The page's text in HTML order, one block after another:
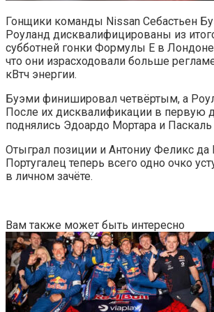
Гонщики команды Nissan Себастьен
Роуланд дисквалифицированы из
субботней гонки Формулы Е в Лондоне
что они израсходовали больше
кВтч энергии.
Буэми финишировал четвёртым, а
После их дисквалификации в первую
поднялись Эдоардо Мортара и Паскаль
Отыграл позиции и Антониу Феликс да
Португалец теперь всего одно очко
в личном зачёте.
Вам также может быть интересно